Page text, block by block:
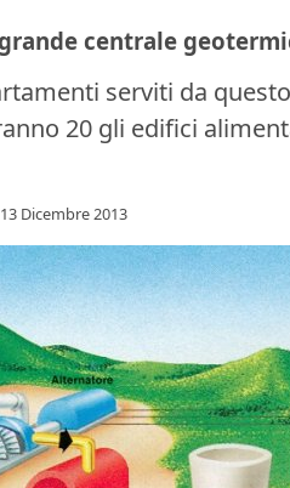
centrale
serviti da
20 gli edifici
13 Dicembre 2013